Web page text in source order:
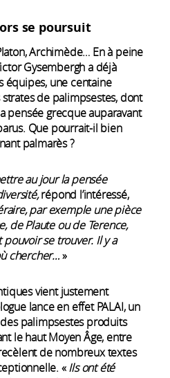
se poursuit
Archimède… En à peine
Gysembergh a déjà
équipes, une centaine
strates de palimpsestes, dont
pensée grecque auparavant
Que pourrait-il bien
palmarès ?
au jour la pensée
répond l’intéressé,
par exemple une pièce
de Plaute ou de Terence,
se trouver. Il y a
chercher…»
vient justement
lance en effet PALAI, un
palimpsestes produits
le haut Moyen Âge, entre
de nombreux textes
«Ils ont été